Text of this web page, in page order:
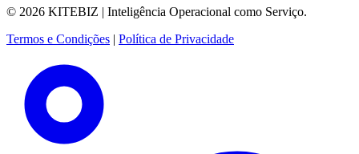
© 2026 KITEBIZ | Inteligência Operacional como Serviço.
Termos e Condições | Política de Privacidade